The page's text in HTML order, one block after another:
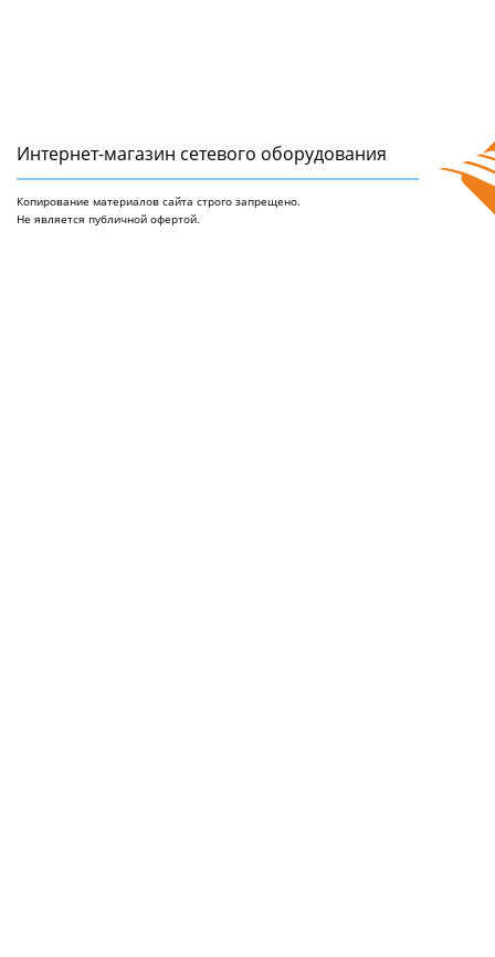
Интернет-магазин сетeвого оборудования
Копирование материалов сайта строго запрещено.
Не является публичной офертой.